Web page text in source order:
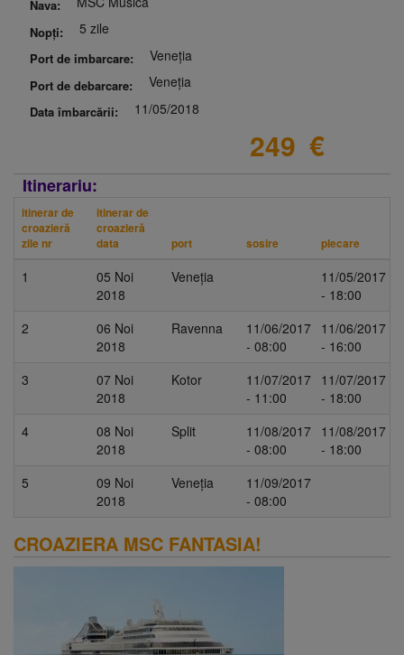
Nava:
Nopți: 5 zile
Port de imbarcare: Veneția
Port de debarcare: Veneția
Data îmbarcării: 11/05/2018
249 €
Itinerariu:
itinerar de
croazieră
zile nr
itinerar de
croazieră
data
port sosire plecare
1
05 Noi
2018
Veneția
11/05/2017
- 18:00
2
06 Noi
2018
Ravenna
11/06/2017
- 08:00
11/06/2017
- 16:00
3
07 Noi
2018
Kotor
11/07/2017
- 11:00
11/07/2017
- 18:00
4
08 Noi
2018
Split
11/08/2017
- 08:00
11/08/2017
- 18:00
5
09 Noi
2018
Veneția
11/09/2017
- 08:00
CROAZIERA MSC FANTASIA!